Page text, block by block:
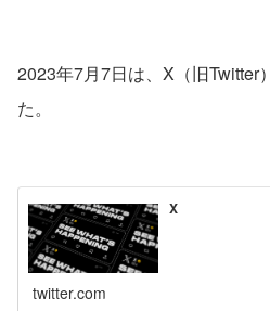
2023年7月7日は、X（旧Twitter
た。
X
twitter.com